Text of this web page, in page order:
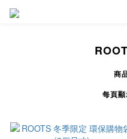
商
每頁